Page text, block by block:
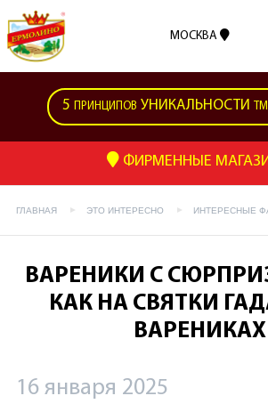
МОСКВА
5 ПРИНЦИПОВ УНИКАЛЬНОСТИ
ФИРМЕННЫЕ
ГЛАВНАЯ ЭТО ИНТЕРЕСНО ИНТЕРЕСНЫЕ
ВАРЕНИКИ С
КАК НА СВЯТКИ
ВАРЕНИКАХ
16 января 2025